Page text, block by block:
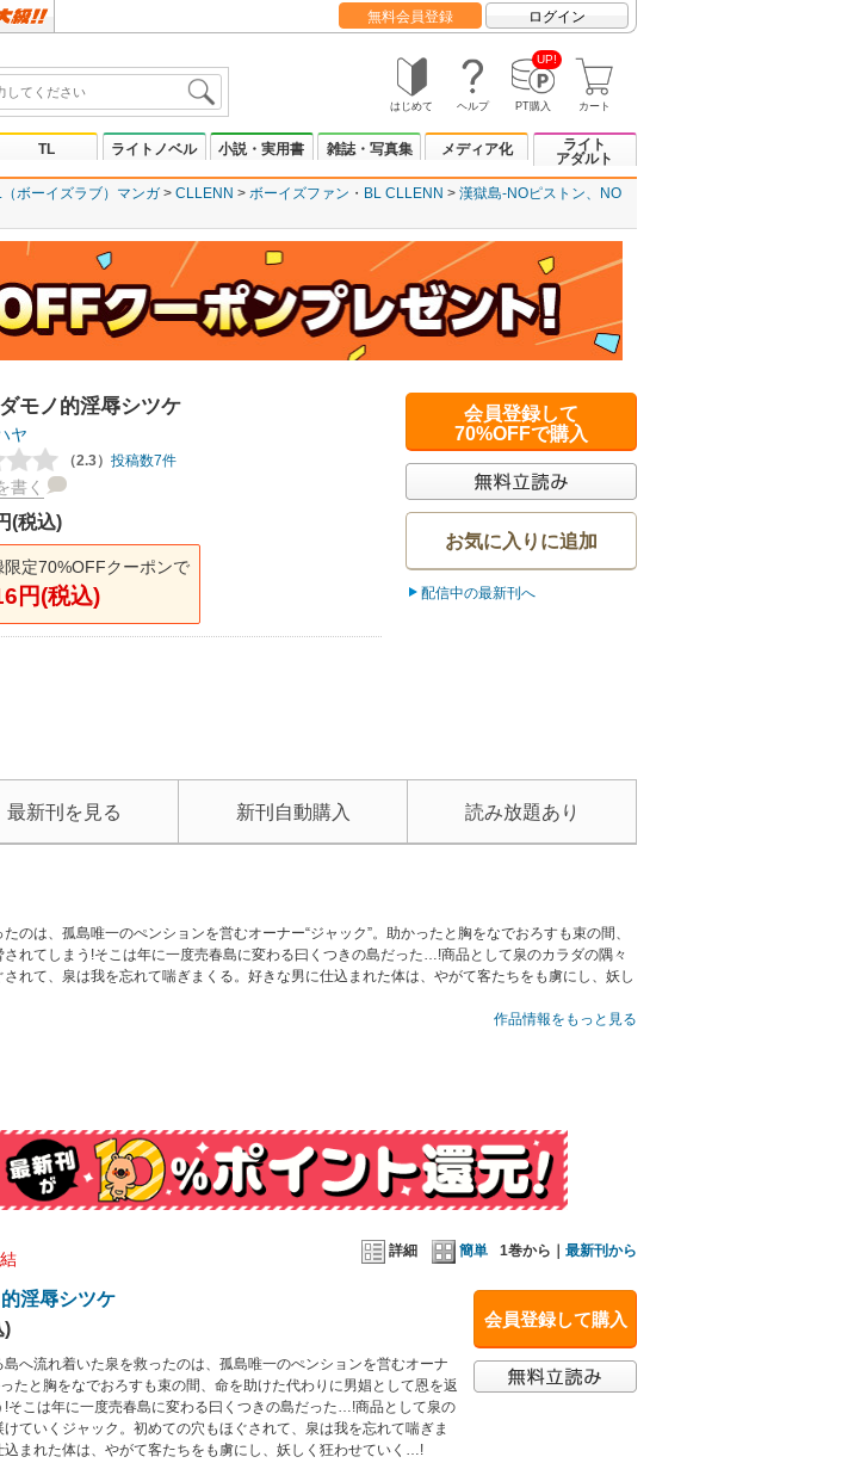
無料会員登録 ログイン
はじめて ヘルプ
UP!
PT購入 カート
TL ライトノベル 小説・実用書 雑誌・写真集 メディア化
ライト
アダルト
（ボーイズラブ）マンガ CLLENN ボーイズファン BL CLLENN
漢獄島-NOピストン、NO
モノ的淫辱シツケ
ヤ
（2.3） 投稿数7件
書く
(税込)
限定70%OFFクーポンで
円(税込)
会員登録して
70%OFFで購入
お気に入りに追加
配信中の最新刊へ
最新刊を見る 新刊自動購入 読み放題あり
のは、孤島唯一のぺンションを営むオーナー“ジャック”。助かったと胸をなでおろすも束の間、
れてしまう!そこは年に一度売春島に変わる曰くつきの島だった…!商品として泉のカラダの隅々
れて、泉は我を忘れて喘ぎまくる。好きな男に仕込まれた体は、やがて客たちをも虜にし、妖し
作品情報をもっと見る
詳細 簡単 1巻から｜ 最新刊から
会員登録して購入
淫辱シツケ
)
へ流れ着いた泉を救ったのは、孤島唯一のぺンションを営むオーナ
ったと胸をなでおろすも束の間、命を助けた代わりに男娼として恩を返
!そこは年に一度売春島に変わる曰くつきの島だった…!商品として泉の
ていくジャック。初めての穴もほぐされて、泉は我を忘れて喘ぎま
込まれた体は、やがて客たちをも虜にし、妖しく狂わせていく…!